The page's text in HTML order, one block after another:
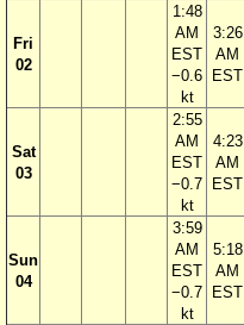
Fri
02
1:48
AM
EST
−0.6
kt
3:26
AM
EST
Sat
03
2:55
AM
EST
−0.7
kt
4:23
AM
EST
Sun
04
3:59
AM
EST
−0.7
kt
5:18
AM
EST